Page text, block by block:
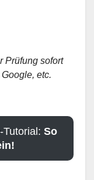
Prüfung sofort
etc.
Tutorial: So